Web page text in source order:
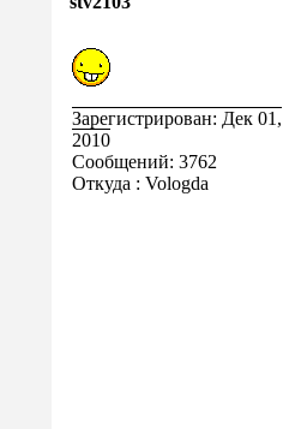
Зарегистрирован: Дек 01,
2010
Сообщений: 3762
Откуда : Vologda